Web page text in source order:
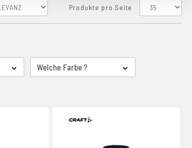
Produkte pro Seite
Welche Farbe ?